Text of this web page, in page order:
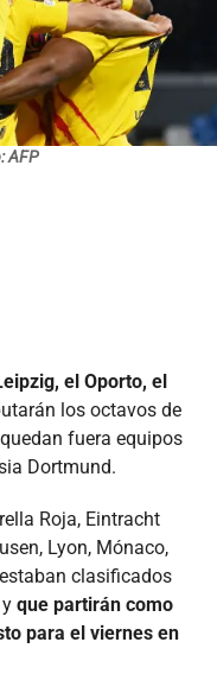
AFP
el Oporto, el
los octavos de
fuera equipos
Dortmund.
Roja, Eintracht
Lyon, Mónaco,
clasificados
que partirán como
para el viernes en